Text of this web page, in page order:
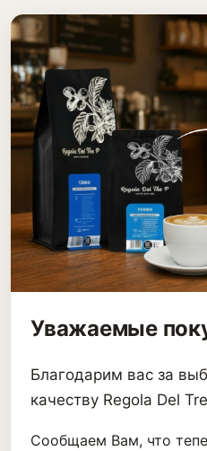
Уважаемые
Благодарим вас за
качеству Regola Del
Сообщаем Вам, что